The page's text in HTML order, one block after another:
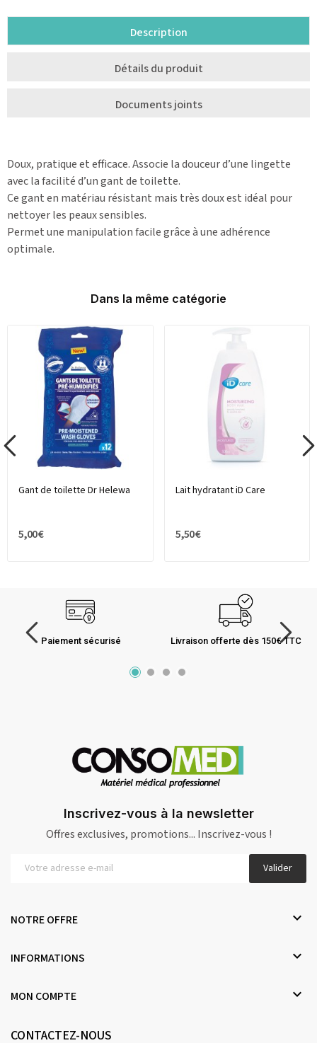
Description
Détails du produit
Documents joints
Doux, pratique et efficace. Associe la douceur d’une lingette
avec la facilité d’un gant de toilette.
Ce gant en matériau résistant mais très doux est idéal pour
nettoyer les peaux sensibles.
Permet une manipulation facile grâce à une adhérence
optimale.
Dans la même catégorie
Gant de toilette Dr Helewa
5,00 €
Lait hydratant iD Care
5,50 €
Paiement sécurisé Livraison offerte dès 150€ TTC
Inscrivez-vous à la newsletter
Offres exclusives, promotions... Inscrivez-vous !
Valider
NOTRE OFFRE 
INFORMATIONS 
MON COMPTE 
CONTACTEZ-NOUS